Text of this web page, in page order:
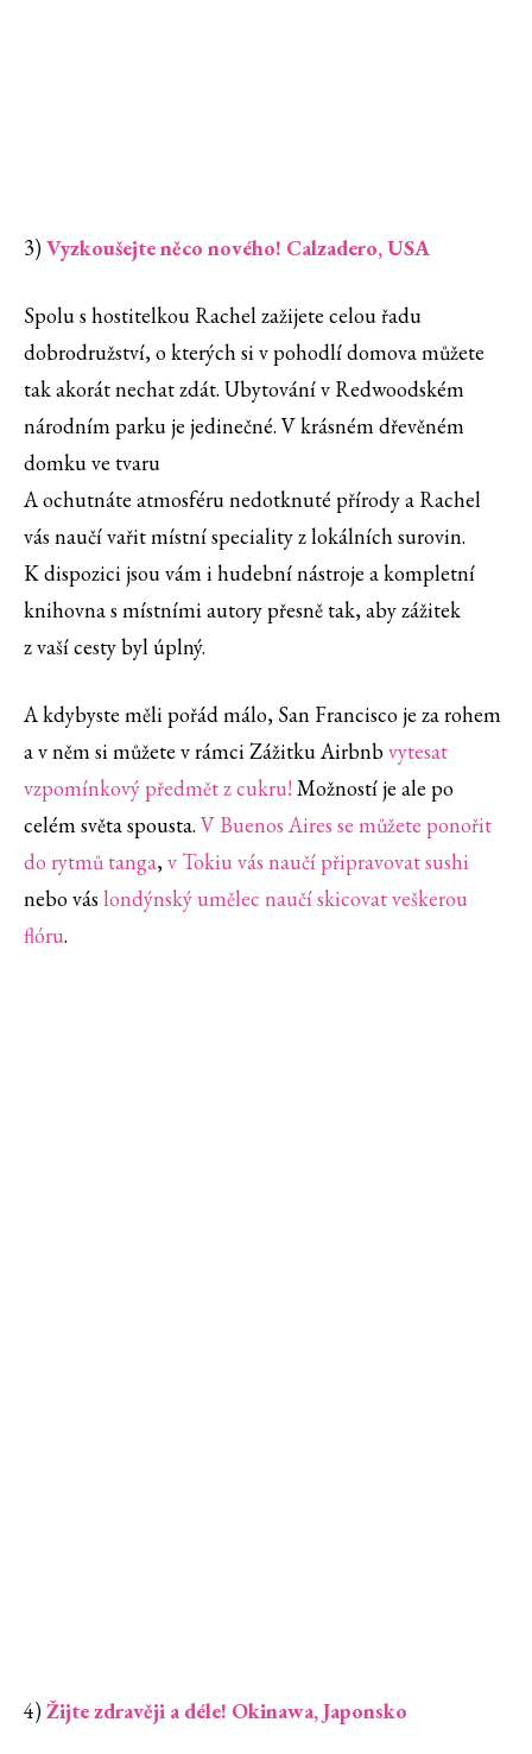
3)Vyzkoušejte něco nového! Calzadero, USA
Spolu s hostitelkou Rachel zažijete celou řadu
dobrodružství, o kterých si v pohodlí domova můžete
tak akorát nechat zdát. Ubytování v Redwoodském
národním parku je jedinečné. V krásném dřevěném
domku ve tvaru
A ochutnáte atmosféru nedotknuté přírody a Rachel
vás naučí vařit místní speciality z lokálních surovin.
K dispozici jsou vám i hudební nástroje a kompletní
knihovna s místními autory přesně tak, aby zážitek
z vaší cesty byl úplný.
A kdybyste měli pořád málo, San Francisco je za rohem
a v něm si můžete v rámci Zážitku Airbnbvytesat
vzpomínkový předmět z cukru!Možností je ale po
celém světa spousta. V Buenos Aires se můžete ponořit
do rytmů tanga,v Tokiu vás naučí připravovat sushi
nebo vás londýnský umělec naučí skicovat veškerou
flóru.
4)Žijte zdravěji a déle! Okinawa, Japonsko